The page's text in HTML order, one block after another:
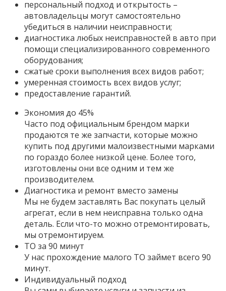
персональный подход и открытость –
автовладельцы могут самостоятельно
убедиться в наличии неисправности;
диагностика любых неисправностей в авто при
помощи специализированного современного
оборудования;
сжатые сроки выполнения всех видов работ;
умеренная стоимость всех видов услуг;
предоставление гарантий.
Экономия до 45%
Часто под официальным брендом марки
продаются те же запчасти, которые можно
купить под другими малоизвестными марками
по гораздо более низкой цене. Более того,
изготовлены они все одним и тем же
производителем.
Диагностика и ремонт вместо замены
Мы не будем заставлять Вас покупать целый
агрегат, если в нем неисправна только одна
деталь. Если что-то можно отремонтировать,
мы отремонтируем.
ТО за 90 минут
У нас прохождение малого ТО займет всего 90
минут.
Индивидуальный подход